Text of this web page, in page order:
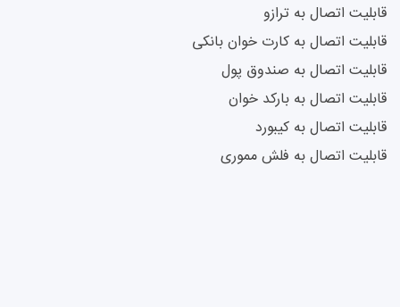
قابلیت اتصال به ترازو
قابلیت اتصال به کارت خوان بانکی
قابلیت اتصال به صندوق پول
قابلیت اتصال به بارکد خوان
قابلیت اتصال به کیبورد
قابلیت اتصال به فلش مموری